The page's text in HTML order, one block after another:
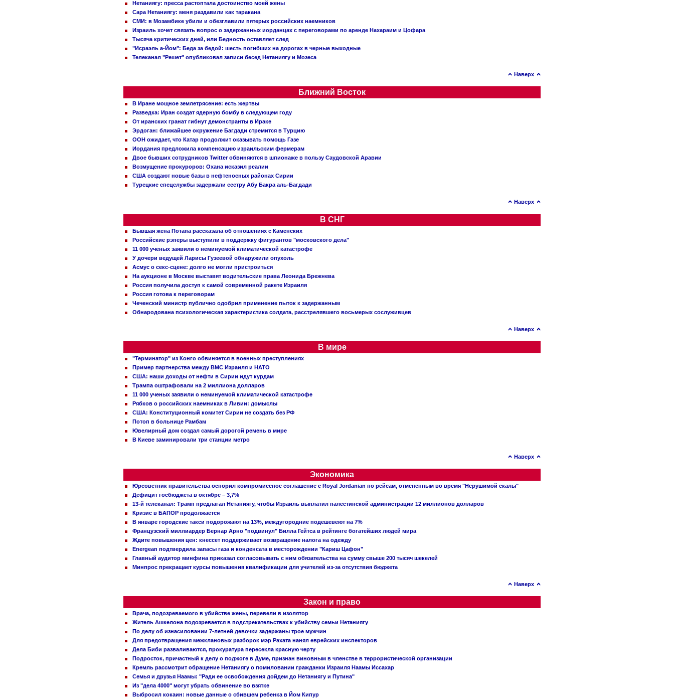
Нетаниягу: пресса растоптала достоинство моей жены
Сара Нетаниягу: меня раздавили как таракана
СМИ: в Мозамбике убили и обезглавили пятерых российских наемников
Израиль хочет связать вопрос о задержанных иорданцах с переговорами по аренде Нахараим и Цофара
Тысяча критических дней, или Бедность оставляет след
"Исраэль а-Йом": Беда за бедой: шесть погибших на дорогах в черные выходные
Телеканал "Решет" опубликовал записи бесед Нетаниягу и Мозеса
Наверх
Ближний Восток
В Иране мощное землетрясение: есть жертвы
Разведка: Иран создат ядерную бомбу в следующем году
От иранских гранат гибнут демонстранты в Ираке
Эрдоган: ближайшее окружение Багдади стремится в Турцию
ООН ожидает, что Катар продолжит оказывать помощь Газе
Иордания предложила компенсацию израильским фермерам
Двое бывших сотрудников Twitter обвиняются в шпионаже в пользу Саудовской Аравии
Возмущение прокуроров: Охана исказил реалии
США создают новые базы в нефтеносных районах Сирии
Турецкие спецслужбы задержали сестру Абу Бакра аль-Багдади
Наверх
В СНГ
Бывшая жена Потапа рассказала об отношениях с Каменских
Российские рэперы выступили в поддержку фигурантов "московского дела"
11 000 ученых заявили о неминуемой климатической катастрофе
У дочери ведущей Ларисы Гузеевой обнаружили опухоль
Асмус о секс-сцене: долго не могли пристроиться
На аукционе в Москве выставят водительские права Леонида Брежнева
Россия получила доступ к самой современной ракете Израиля
Россия готова к переговорам
Чеченский министр публично одобрил применение пыток к задержанным
Обнародована психологическая характеристика солдата, расстрелявшего восьмерых сослуживцев
Наверх
В мире
"Терминатор" из Конго обвиняется в военных преступлениях
Пример партнерства между ВМС Израиля и НАТО
США: наши доходы от нефти в Сирии идут курдам
Трампа оштрафовали на 2 миллиона долларов
11 000 ученых заявили о неминуемой климатической катастрофе
Рябков о российских наемниках в Ливии: домыслы
США: Конституционный комитет Сирии не создать без РФ
Потоп в больнице Рамбам
Ювелирный дом создал самый дорогой ремень в мире
В Киеве заминировали три станции метро
Наверх
Экономика
Юрсоветник правительства оспорил компромиссное соглашение с Royal Jordanian по рейсам, отмененным во время "Нерушимой скалы"
Дефицит госбюджета в октябре – 3,7%
13-й телеканал: Трамп предлагал Нетаниягу, чтобы Израиль выплатил палестинской администрации 12 миллионов долларов
Кризис в БАПОР продолжается
В январе городские такси подорожают на 13%, междугородние подешевеют на 7%
Французский миллиардер Бернар Арно "подвинул" Билла Гейтса в рейтинге богатейших людей мира
Ждите повышения цен: кнессет поддерживает возвращение налога на одежду
Energean подтвердила запасы газа и конденсата в месторождении "Кариш Цафон"
Главный аудитор минфина приказал согласовывать с ним обязательства на сумму свыше 200 тысяч шекелей
Минпрос прекращает курсы повышения квалификации для учителей из-за отсутствия бюджета
Наверх
Закон и право
Врача, подозреваемого в убийстве жены, перевели в изолятор
Житель Ашкелона подозревается в подстрекательствах к убийству семьи Нетаниягу
По делу об изнасиловании 7-летней девочки задержаны трое мужчин
Для предотвращения межклановых разборок мэр Рахата нанял еврейских инспекторов
Дела Биби разваливаются, прокуратура пересекла красную черту
Подросток, причастный к делу о поджоге в Думе, признан виновным в членстве в террористической организации
Кремль рассмотрит обращение Нетаниягу о помиловании гражданки Израиля Наамы Иссахар
Семья и друзья Наамы: "Ради ее освобождения дойдем до Нетаниягу и Путина"
Из "дела 4000" могут убрать обвинение во взятке
Выбросил кокаин: новые данные о сбившем ребенка в Йом Кипур